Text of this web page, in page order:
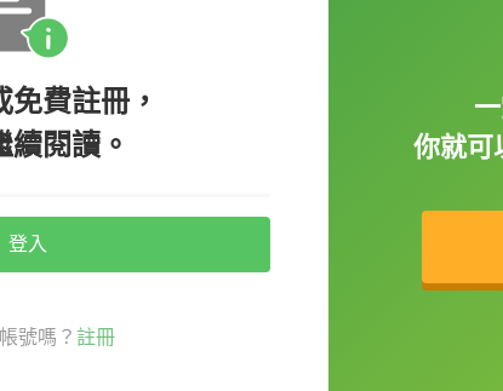
身美國環境之中。
環境之中，打開你
Charlie這樣子解釋，很多人可能會覺得很
們的學習功能，不出多久，你也可以成為
話甚至已經聽不太
看影片，很容易解
免費註冊，
續閱讀。
登入
號嗎？ 註冊
你就可